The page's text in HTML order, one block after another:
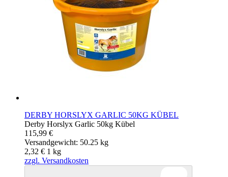
DERBY HORSLYX GARLIC 50KG KÜBEL
Derby Horslyx Garlic 50kg Kübel
115,99 €
Versandgewicht: 50.25 kg
2,32 € 1 kg
zzgl. Versandkosten